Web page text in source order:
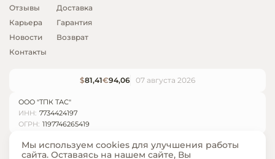
Отзывы
Карьера
Новости
Контакты
Доставка
Гарантия
Возврат
$81,41€94,06 07 августа 2026
ООО "ТПК ТАС"
ИНН: 7734424197
ОГРН: 1197746265419
Мы используем cookies для улучшения работы
сайта. Оставаясь на нашем сайте, Вы